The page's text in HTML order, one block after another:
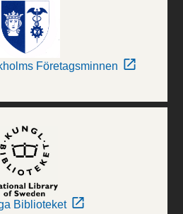
Företagsminnen
Biblioteket